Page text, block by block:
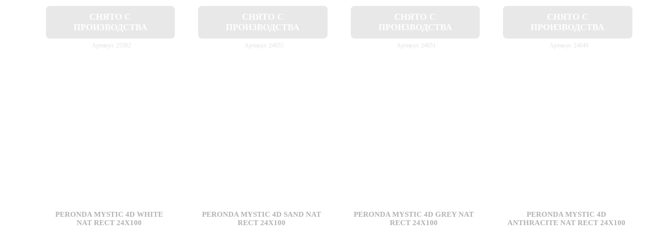
Артикул: 25392 Артикул: 24655 Артикул: 24651 Артикул: 24649
PERONDA MYSTIC 4D WHITE
NAT RECT 24X100
PERONDA MYSTIC 4D SAND NAT
RECT 24X100
PERONDA MYSTIC 4D GREY NAT
RECT 24X100
PERONDA MYSTIC 4D
ANTHRACITE NAT RECT 24X100